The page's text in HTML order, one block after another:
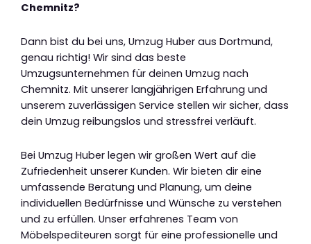
Chemnitz?
Dann bist du bei uns, Umzug Huber aus Dortmund,
genau richtig! Wir sind das beste
Umzugsunternehmen für deinen Umzug nach
Chemnitz. Mit unserer langjährigen Erfahrung und
unserem zuverlässigen Service stellen wir sicher, dass
dein Umzug reibungslos und stressfrei verläuft.
Bei Umzug Huber legen wir großen Wert auf die
Zufriedenheit unserer Kunden. Wir bieten dir eine
umfassende Beratung und Planung, um deine
individuellen Bedürfnisse und Wünsche zu verstehen
und zu erfüllen. Unser erfahrenes Team von
Möbelspediteuren sorgt für eine professionelle und